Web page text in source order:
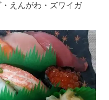
えんがわ・ズワイガ